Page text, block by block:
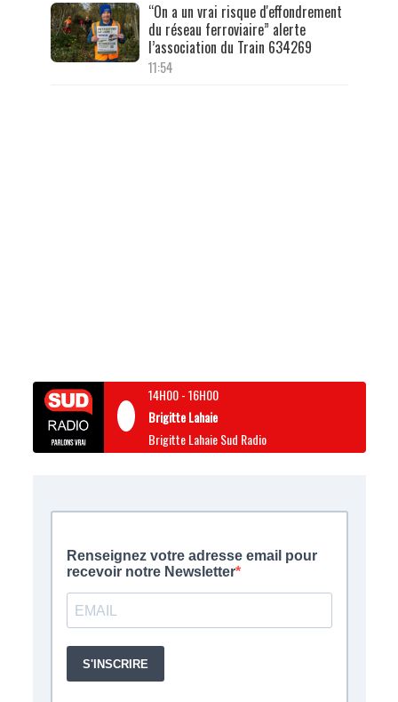
“On a un vrai risque d'effondrement
du réseau ferroviaire” alerte
l’association du Train 634269
11:54
14H00-16H00
Brigitte Lahaie
Brigitte Lahaie Sud Radio